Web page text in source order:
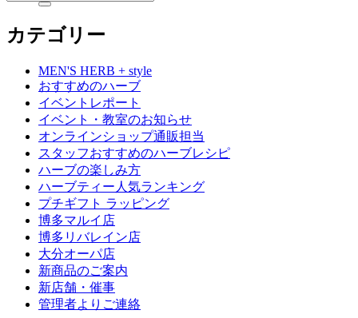
カテゴリー
MEN'S HERB + style
おすすめのハーブ
イベントレポート
イベント・教室のお知らせ
オンラインショップ通販担当
スタッフおすすめのハーブレシピ
ハーブの楽しみ方
ハーブティー人気ランキング
プチギフト ラッピング
博多マルイ店
博多リバレイン店
大分オーパ店
新商品のご案内
新店舗・催事
管理者よりご連絡